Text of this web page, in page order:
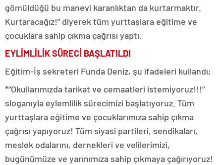
gömüldüğü bu manevi karanlıktan da kurtarmaktır.
Kurtaracağız!” diyerek tüm yurttaşlara eğitime ve
çocuklara sahip çıkma çağrısı yaptı.
EYLİMLİLİK SÜRECİ BAŞLATILDI
Eğitim-İş sekreteri Funda Deniz, şu ifadeleri kullandı;
*“Okullarımızda tarikat ve cemaatleri istemiyoruz!!!”
sloganıyla eylemlilik sürecimizi başlatıyoruz. Tüm
yurttaşlara eğitime ve çocuklarımıza sahip çıkma
çağrısı yapıyoruz! Tüm siyasi partileri, sendikaları,
meslek odalarını, dernekleri ve velilerimizi,
bugünümüze ve yarınımıza sahip çıkmaya çağırıyoruz!